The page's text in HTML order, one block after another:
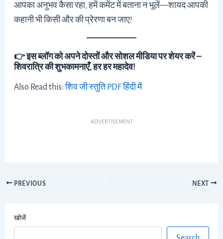
आपका अनुभव कैसा रहा, हमें कमेंट में बताना न भूलें—शायद आपकी
कहानी भी किसी और की प्रेरणा बन जाए!
👉 इस ब्लॉग को अपने दोस्तों और सोशल मीडिया पर शेयर करें –
शिवरात्रि की शुभकामनाएँ, हर हर महादेव!
Also Read this:शिव जी स्तुति PDF हिंदी में
ADVERTISEMENT
PREVIOUS NEXT
खोजें